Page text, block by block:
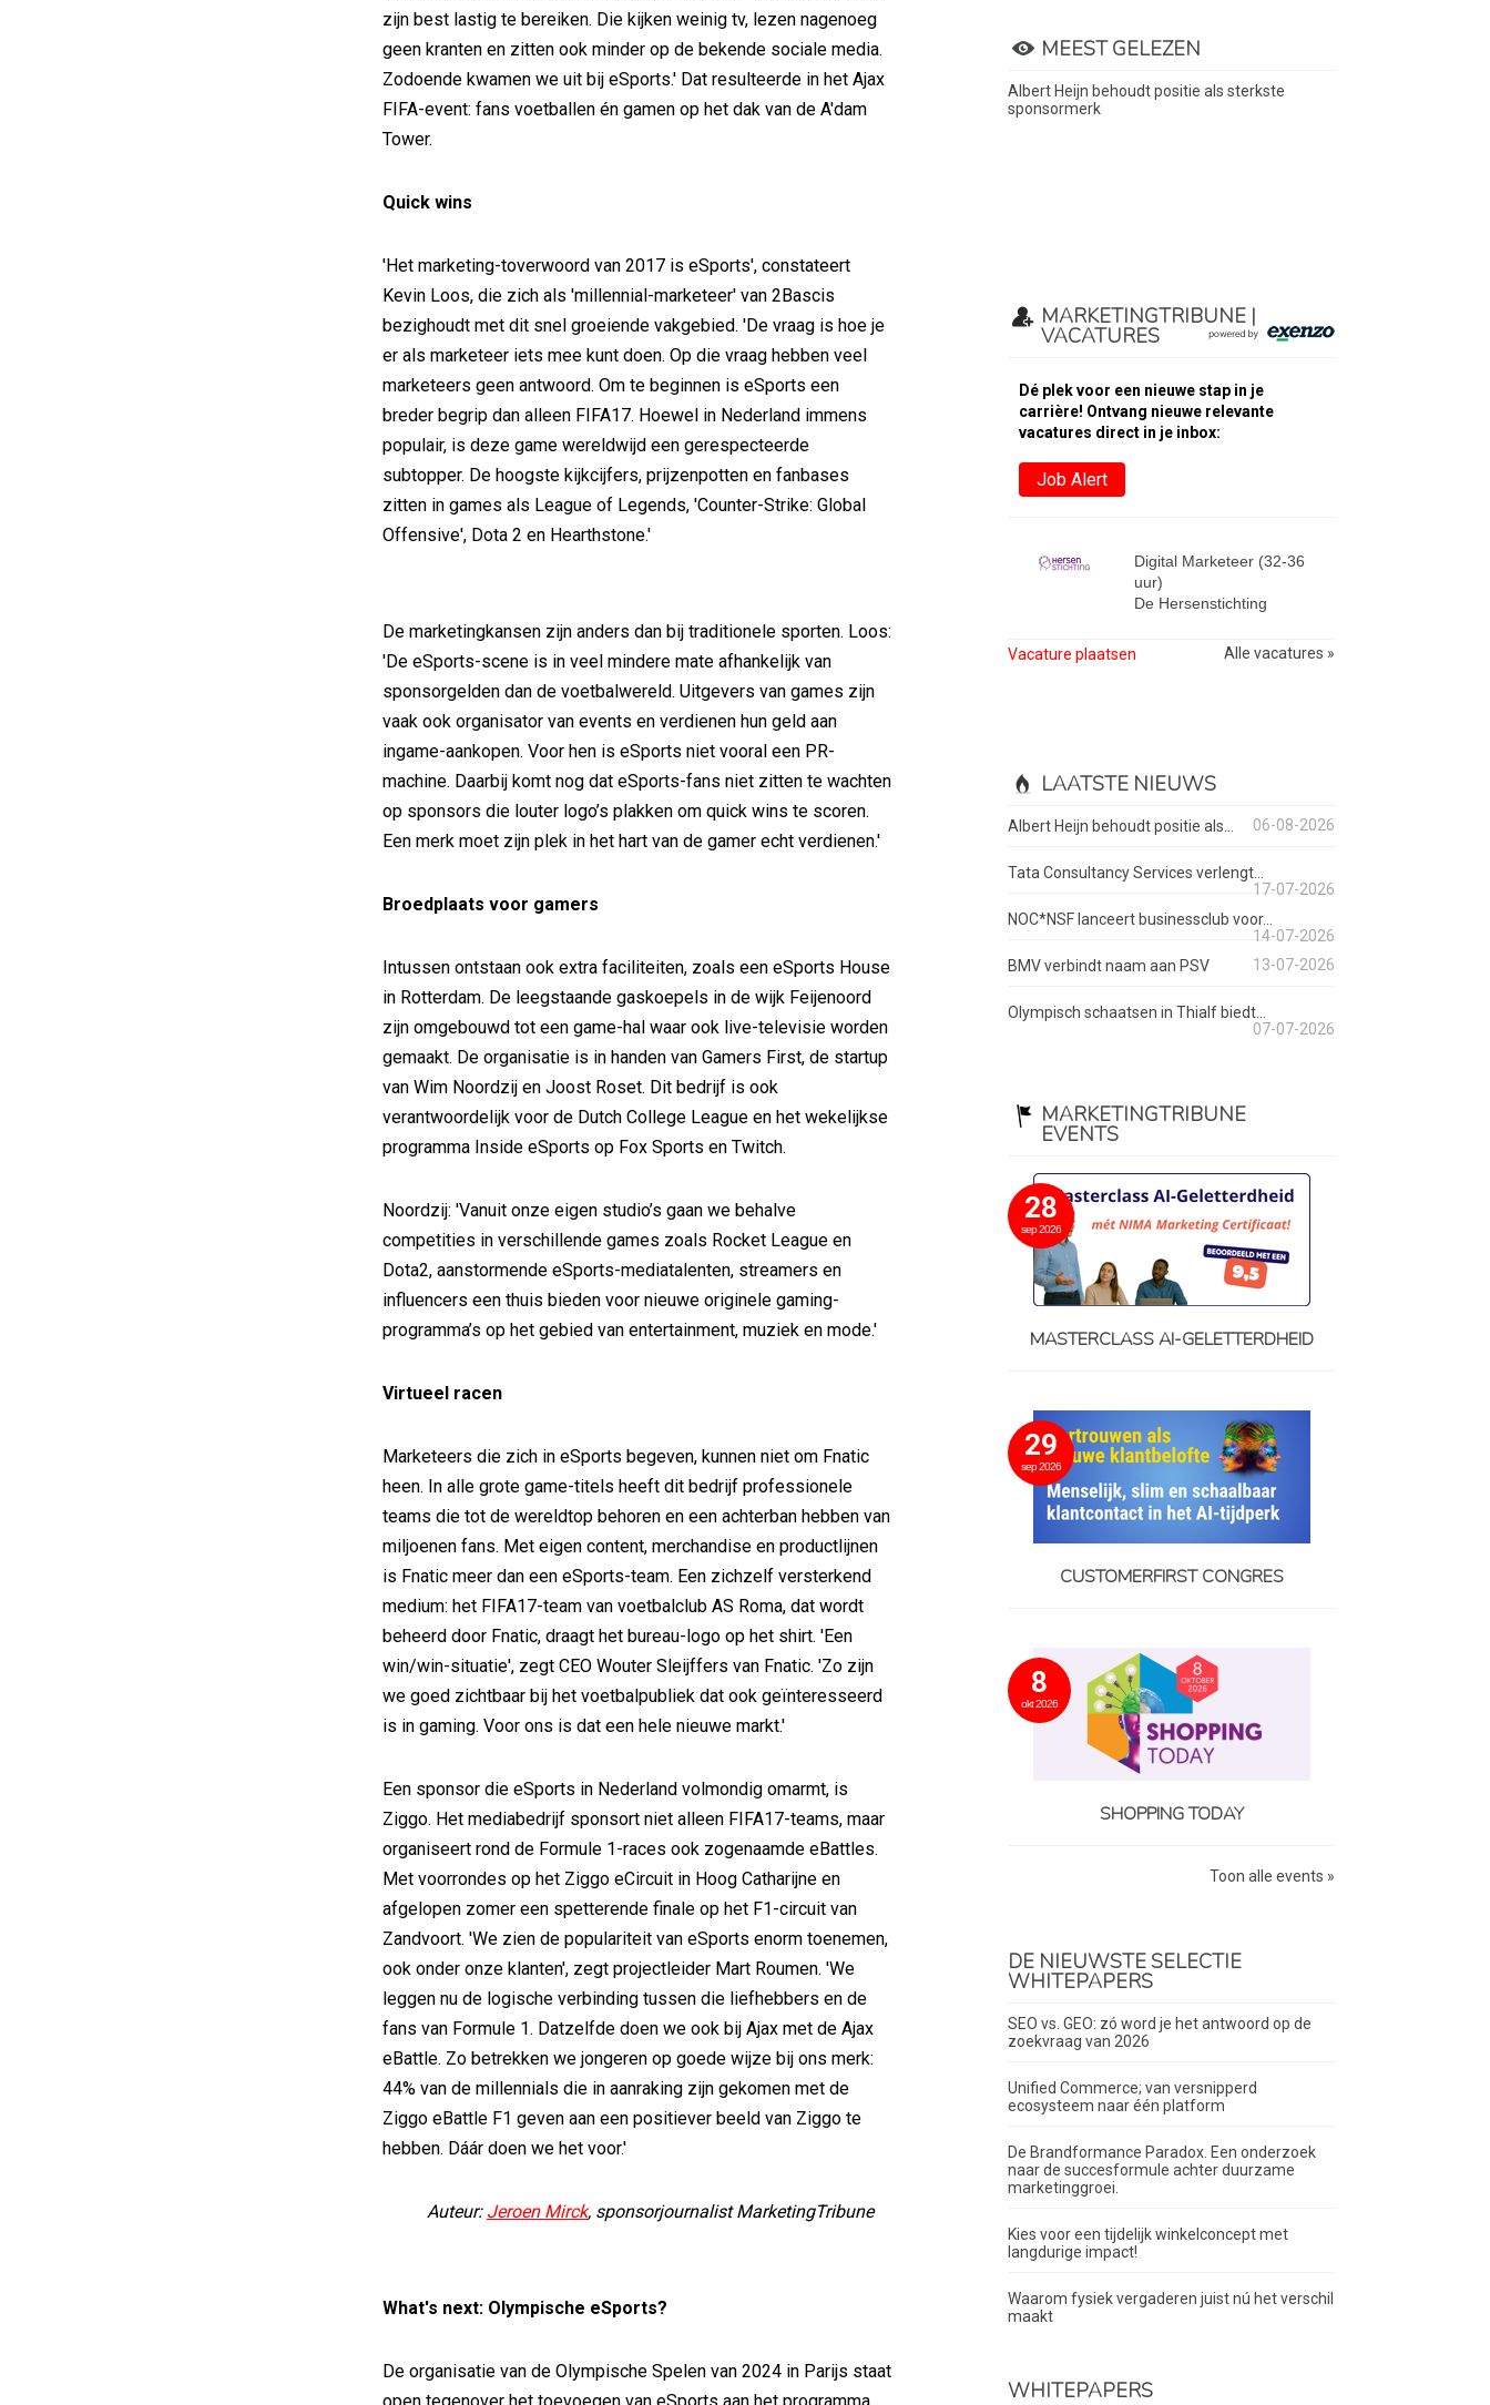
zijn best lastig te bereiken. Die kijken weinig tv, lezen nagenoeg
geen kranten en zitten ook minder op de bekende sociale media.
Zodoende kwamen we uit bij eSports.' Dat resulteerde in het Ajax
FIFA-event: fans voetballen én gamen op het dak van de A'dam
Tower.
Quick wins
'Het marketing-toverwoord van 2017 is eSports', constateert
Kevin Loos, die zich als 'millennial-marketeer' van 2Bascis
bezighoudt met dit snel groeiende vakgebied. 'De vraag is hoe je
er als marketeer iets mee kunt doen. Op die vraag hebben veel
marketeers geen antwoord. Om te beginnen is eSports een
breder begrip dan alleen FIFA17. Hoewel in Nederland immens
populair, is deze game wereldwijd een gerespecteerde
subtopper. De hoogste kijkcijfers, prijzenpotten en fanbases
zitten in games als League of Legends, 'Counter-Strike: Global
Offensive', Dota 2 en Hearthstone.'
De marketingkansen zijn anders dan bij traditionele sporten. Loos:
'De eSports-scene is in veel mindere mate afhankelijk van
sponsorgelden dan de voetbalwereld. Uitgevers van games zijn
vaak ook organisator van events en verdienen hun geld aan
ingame-aankopen. Voor hen is eSports niet vooral een PR-
machine. Daarbij komt nog dat eSports-fans niet zitten te wachten
op sponsors die louter logo’s plakken om quick wins te scoren.
Een merk moet zijn plek in het hart van de gamer echt verdienen.'
Broedplaats voor gamers
Intussen ontstaan ook extra faciliteiten, zoals een eSports House
in Rotterdam. De leegstaande gaskoepels in de wijk Feijenoord
zijn omgebouwd tot een game-hal waar ook live-televisie worden
gemaakt. De organisatie is in handen van Gamers First, de startup
van Wim Noordzij en Joost Roset. Dit bedrijf is ook
verantwoordelijk voor de Dutch College League en het wekelijkse
programma Inside eSports op Fox Sports en Twitch.
Noordzij: 'Vanuit onze eigen studio’s gaan we behalve
competities in verschillende games zoals Rocket League en
Dota2, aanstormende eSports-mediatalenten, streamers en
influencers een thuis bieden voor nieuwe originele gaming-
programma’s op het gebied van entertainment, muziek en mode.'
Virtueel racen
Marketeers die zich in eSports begeven, kunnen niet om Fnatic
heen. In alle grote game-titels heeft dit bedrijf professionele
teams die tot de wereldtop behoren en een achterban hebben van
miljoenen fans. Met eigen content, merchandise en productlijnen
is Fnatic meer dan een eSports-team. Een zichzelf versterkend
medium: het FIFA17-team van voetbalclub AS Roma, dat wordt
beheerd door Fnatic, draagt het bureau-logo op het shirt. 'Een
win/win-situatie', zegt CEO Wouter Sleijffers van Fnatic. 'Zo zijn
we goed zichtbaar bij het voetbalpubliek dat ook geïnteresseerd
is in gaming. Voor ons is dat een hele nieuwe markt.'
Een sponsor die eSports in Nederland volmondig omarmt, is
Ziggo. Het mediabedrijf sponsort niet alleen FIFA17-teams, maar
organiseert rond de Formule 1-races ook zogenaamde eBattles.
Met voorrondes op het Ziggo eCircuit in Hoog Catharijne en
afgelopen zomer een spetterende finale op het F1-circuit van
Zandvoort. 'We zien de populariteit van eSports enorm toenemen,
ook onder onze klanten', zegt projectleider Mart Roumen. 'We
leggen nu de logische verbinding tussen die liefhebbers en de
fans van Formule 1. Datzelfde doen we ook bij Ajax met de Ajax
eBattle. Zo betrekken we jongeren op goede wijze bij ons merk:
44% van de millennials die in aanraking zijn gekomen met de
Ziggo eBattle F1 geven aan een positiever beeld van Ziggo te
hebben. Dáár doen we het voor.'
Auteur: Jeroen Mirck, sponsorjournalist MarketingTribune
What's next: Olympische eSports?
De organisatie van de Olympische Spelen van 2024 in Parijs staat
MEEST GELEZEN
Albert Heijn behoudt positie als sterkste
sponsormerk
MARKETINGTRIBUNE |
VACATURES
Dé plek voor een nieuwe stap in je
carrière! Ontvang nieuwe relevante
vacatures direct in je inbox:
Job Alert
Digital Marketeer (32-36
uur)
De Hersenstichting
Vacature plaatsen Alle vacatures »
LAATSTE NIEUWS
Albert Heijn behoudt positie als... 06-08-2026
Tata Consultancy Services verlengt...
17-07-2026
NOC*NSF lanceert businessclub voor...
14-07-2026
BMV verbindt naam aan PSV
13-07-2026
Olympisch schaatsen in Thialf biedt...
07-07-2026
MARKETINGTRIBUNE
EVENTS
28
sep 2026
MASTERCLASS AI-GELETTERDHEID
29
sep 2026
CUSTOMERFIRST CONGRES
8
okt 2026
SHOPPING TODAY
Toon alle events »
DE NIEUWSTE SELECTIE
WHITEPAPERS
SEO vs. GEO: zó word je het antwoord op de
zoekvraag van 2026
Unified Commerce; van versnipperd
ecosysteem naar één platform
De Brandformance Paradox. Een onderzoek
naar de succesformule achter duurzame
marketinggroei.
Kies voor een tijdelijk winkelconcept met
langdurige impact!
Waarom fysiek vergaderen juist nú het verschil
maakt
WHITEPAPERS